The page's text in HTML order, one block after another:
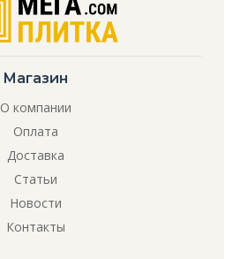
Магазин
О компании
Оплата
Доставка
Статьи
Новости
Контакты